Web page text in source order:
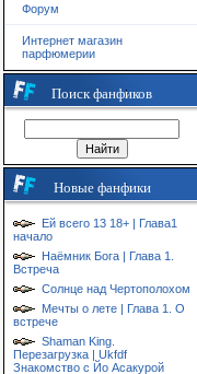
Форум
Интернет магазин
парфюмерии
Поиск фанфиков
Новые фанфики
Ей всего 13 18+ | Глава1
начало
Наёмник Бога | Глава 1.
Встреча
Солнце над Чертополохом
Мечты о лете | Глава 1. О
встрече
Shaman King.
Перезагрузка | Ukfdf
Знакомство с Йо Асакурой